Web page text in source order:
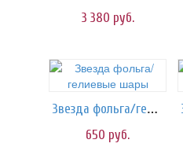
3 380 руб.
Звезда фольга/гелиевые шары
650 руб.